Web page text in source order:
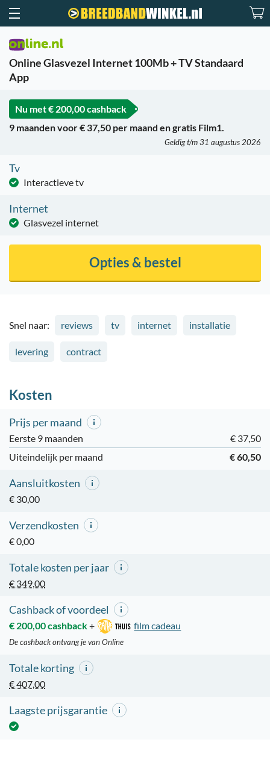
Online Glasvezel Internet 100Mb + TV Standaard
App
Nu met€ 200,00 cashback
9 maanden voor € 37,50 per maand en gratis Film1.
Geldig t/m 31 augustus 2026
Tv
Interactieve tv
Internet
Glasvezel internet
Opties & bestel
Snel naar: reviews tv internet installatie
levering contract
Kosten
Prijs per maand
Eerste 9 maanden
€ 37,50
Uiteindelijk per maand
€ 60,50
Aansluitkosten
€ 30,00
Verzendkosten
€ 0,00
Totale kosten per jaar
€ 349,00
Cashback of voordeel
€ 200,00 cashback+ film cadeau
De cashback ontvang je van Online
Totale korting
€ 407,00
Laagste prijsgarantie